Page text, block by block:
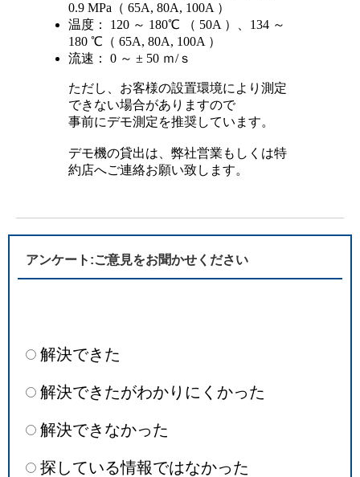
0.9 MPa（ 65A, 80A, 100A ）
温度： 120 ～ 180℃ （ 50A ）、134 ～
180 ℃（ 65A, 80A, 100A ）
流速： 0 ～ ± 50 ｍ/ｓ
ただし、お客様の設置環境により測定
できない場合がありますので
事前にデモ測定を推奨しています。
デモ機の貸出は、弊社営業もしくは特
約店へご連絡お願い致します。
アンケート:ご意見をお聞かせください
解決できた
解決できたがわかりにくかった
解決できなかった
探している情報ではなかった